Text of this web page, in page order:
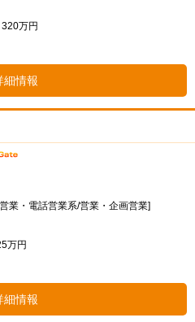
万円
細情報
業・電話営業系/営業・企画営業]
万円
細情報